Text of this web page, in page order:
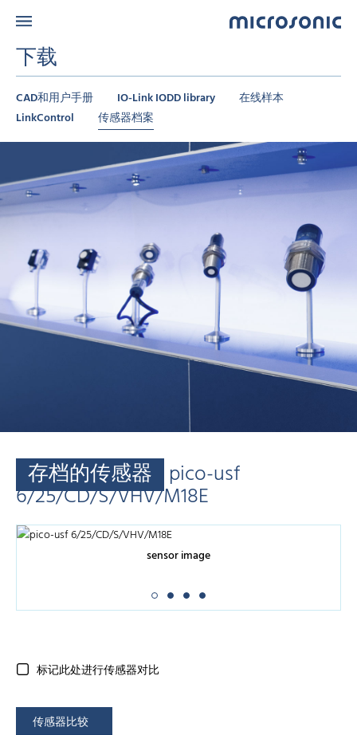
下载
CAD和用户手册 IO-Link IODD library
在线样本
LinkControl
传感器档案
存档的传感器 pico-usf
6/25/CD/S/VHV/M18E
sensor image
标记此处进行传感器对比
传感器比较